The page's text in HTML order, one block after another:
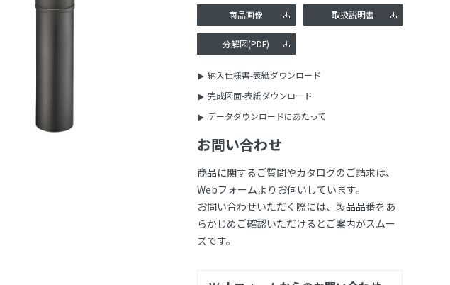
商品画像 取扱説明書
分解図(PDF)
納入仕様書-表紙ダウンロード
完成図面-表紙ダウンロード
データダウンロードにあたって
お問い合わせ
商品に関するご質問やカタログのご請求は、
Webフォームよりお伺いしています。
お問い合わせいただく際には、製品品番をあ
らかじめご確認いただけるとご案内がスムー
ズです。